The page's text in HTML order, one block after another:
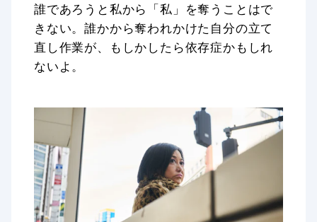
誰であろうと私から「私」を奪うことはで
きない。誰かから奪われかけた自分の立て
直し作業が、もしかしたら依存症かもしれ
ないよ。